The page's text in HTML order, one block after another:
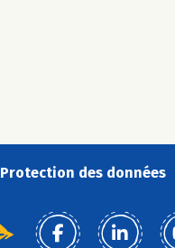
Protection des données